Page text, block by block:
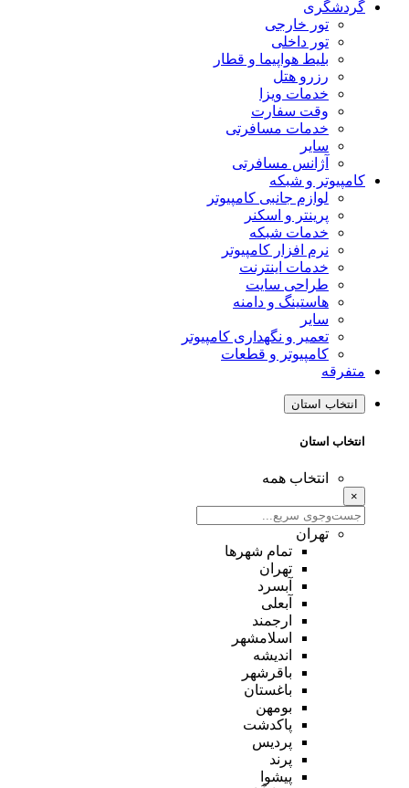
گردشگری
تور خارجی
تور داخلی
بلیط هواپیما و قطار
رزرو هتل
خدمات ویزا
وقت سفارت
خدمات مسافرتی
سایر
آژانس مسافرتی
کامپیوتر و شبکه
لوازم جانبی کامپیوتر
پرینتر و اسکنر
خدمات شبکه
نرم افزار کامپیوتر
خدمات اینترنت
طراحی سایت
هاستینگ و دامنه
سایر
تعمیر و نگهداری کامپیوتر
کامپیوتر و قطعات
متفرقه
انتخاب استان
انتخاب استان
انتخاب همه
×
تهران
تمام شهر‌ها
تهران
آبسرد
آبعلی
ارجمند
اسلامشهر
اندیشه
باقرشهر
باغستان
بومهن
پاکدشت
پردیس
پرند
پیشوا